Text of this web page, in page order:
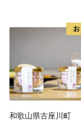
和歌山県古座川町